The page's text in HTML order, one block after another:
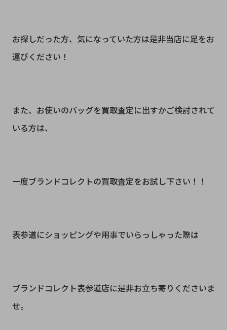
お探しだった方、気になっていた方は是非当店に足をお
運びください！
また、お使いのバッグを買取査定に出すかご検討されて
いる方は、
一度ブランドコレクトの買取査定をお試し下さい！！
表参道にショッピングや用事でいらっしゃった際は
ブランドコレクト表参道店に是非お立ち寄りくださいま
せ。